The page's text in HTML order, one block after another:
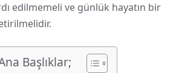
edilmemeli ve günlük hayatın bir
Başlıklar;